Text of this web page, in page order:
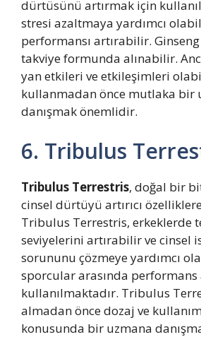
dürtüsünü artırmak için
stresi azaltmaya yardımcı
performansı artırabilir. Ginseng
takviye formunda alınabilir.
yan etkileri ve etkileşimleri
kullanmadan önce mutlaka bir
danışmak önemlidir.
6. Tribulus
Tribulus Terrestris, doğal bir
cinsel dürtüyü artırıcı
Tribulus Terrestris, erkeklerde
seviyelerini artırabilir ve cinsel
sorununu çözmeye yardımcı
sporcular arasında performans
kullanılmaktadır. Tribulus
almadan önce dozaj ve
konusunda bir uzmana